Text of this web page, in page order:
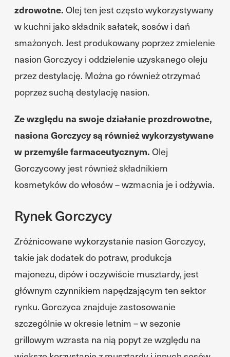
zdrowotne. Olej ten jest często wykorzystywany
w kuchni jako składnik sałatek, sosów i dań
smażonych. Jest produkowany poprzez zmielenie
nasion Gorczycy i oddzielenie uzyskanego oleju
przez destylację. Można go również otrzymać
poprzez suchą destylację nasion.
Ze względu na swoje działanie prozdrowotne,
nasiona Gorczycy są również wykorzystywane
w przemyśle farmaceutycznym. Olej
Gorczycowy jest również składnikiem
kosmetyków do włosów – wzmacnia je i odżywia.
Rynek Gorczycy
Zróżnicowane wykorzystanie nasion Gorczycy,
takie jak dodatek do potraw, produkcja
majonezu, dipów i oczywiście musztardy, jest
głównym czynnikiem napędzającym ten sektor
rynku. Gorczyca znajduje zastosowanie
szczególnie w okresie letnim – w sezonie
grillowym wzrasta na nią popyt ze względu na